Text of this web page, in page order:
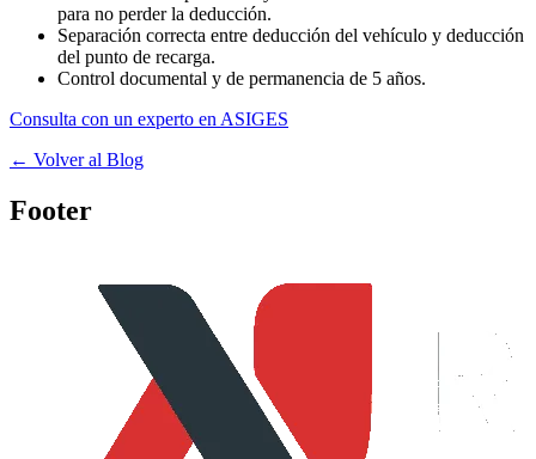
para no perder la deducción.
Separación correcta entre deducción del vehículo y deducción
del punto de recarga.
Control documental y de permanencia de 5 años.
Consulta con un experto en ASIGES
← Volver al Blog
Footer